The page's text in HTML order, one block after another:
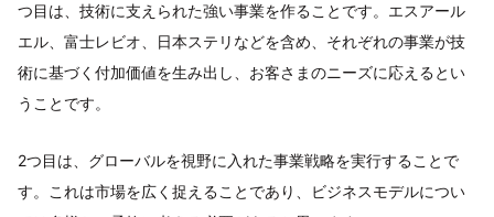
つ目は、技術に支えられた強い事業を作ることです。エスアール
エル、富士レビオ、日本ステリなどを含め、それぞれの事業が技
術に基づく付加価値を生み出し、お客さまのニーズに応えるとい
うことです。
2つ目は、グローバルを視野に入れた事業戦略を実行することで
す。これは市場を広く捉えることであり、ビジネスモデルについ